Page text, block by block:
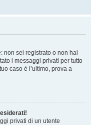
non sei registrato o non hai
i messaggi privati per tutto
caso è l’ultimo, prova a
privati ​​di un utente